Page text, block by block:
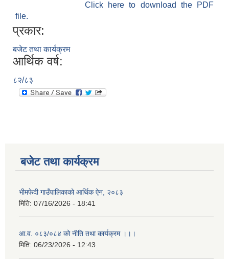
Click here to download the PDF
file.
प्रकार:
बजेट तथा कार्यक्रम
आर्थिक वर्ष:
८२/८३
बजेट तथा कार्यक्रम
भीमफेदी गाउँपालिकाको आर्थिक ऐन, २०८३
मिति: 07/16/2026 - 18:41
आ.व. ०८३/०८४ को नीति तथा कार्यक्रम ।।।
मिति: 06/23/2026 - 12:43